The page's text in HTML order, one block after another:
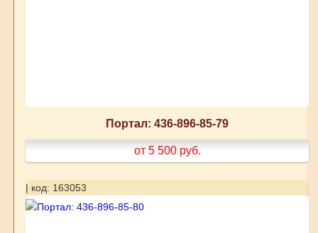
Портал: 436-896-85-79
от 5 500 руб.
| код: 163053